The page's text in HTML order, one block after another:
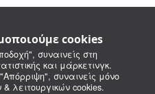
cookies
συναινείς στη
και μάρκετινγκ.
συναινείς μόνο
λειτουργικών cookies.